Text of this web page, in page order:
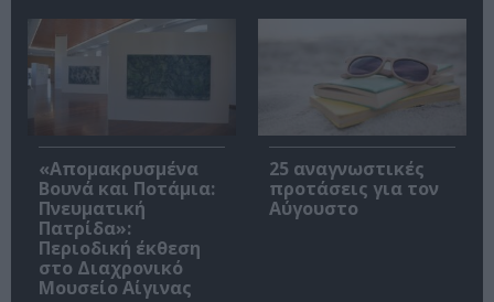
«Απομακρυσμένα
Βουνά και Ποτάμια:
Πνευματική
Πατρίδα»:
Περιοδική έκθεση
στο Διαχρονικό
Μουσείο Αίγινας
25 αναγνωστικές
προτάσεις για τον
Αύγουστο